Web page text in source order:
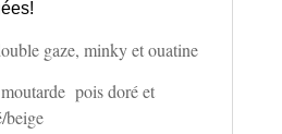
gaze, minky et ouatine
pois doré et
beige